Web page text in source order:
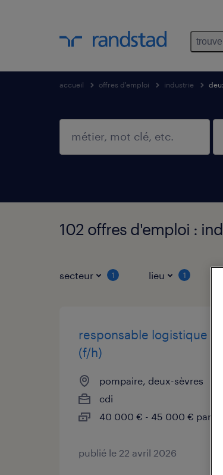
accueil offres d'emploi industrie
102 offres d'emploi :
secteur 1 lieu 1
responsable logistique
(f/h)
pompaire, deux-sèvres
cdi
40 000 € - 45 000 € par
publié le 22 avril 2026